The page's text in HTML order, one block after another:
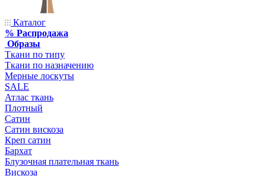
Каталог
% Распродажа
Образы
Ткани по типу
Ткани по назначению
Мерные лоскуты
SALE
Атлас ткань
Плотный
Сатин
Сатин вискоза
Креп сатин
Бархат
Блузочная плательная ткань
Вискоза